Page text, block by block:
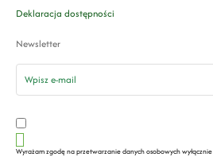
Deklaracja dostępności
Newsletter
email
Wyrażam zgodę na przetwarzanie danych osobowych wyłącznie